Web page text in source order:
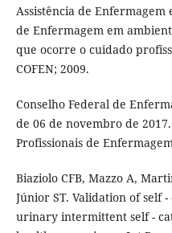
Assistência de Enfermagem
de Enfermagem em
que ocorre o cuidado
COFEN; 2009.
Conselho Federal de
de 06 de novembro de
Profissionais de
Biaziolo CFB, Mazzo A,
Júnior ST. Validation of self
urinary intermittent self -